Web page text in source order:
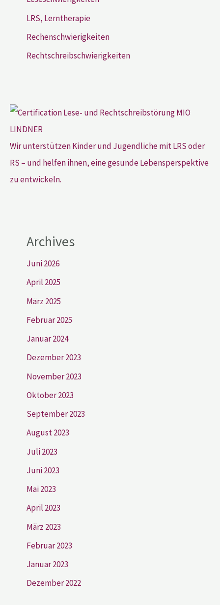
LRS, Lerntherapie
Rechenschwierigkeiten
Rechtschreibschwierigkeiten
Wir unterstützen Kinder und Jugendliche mit LRS oder
RS – und helfen ihnen, eine gesunde Lebensperspektive
zu entwickeln.
Archives
Juni 2026
April 2025
März 2025
Februar 2025
Januar 2024
Dezember 2023
November 2023
Oktober 2023
September 2023
August 2023
Juli 2023
Juni 2023
Mai 2023
April 2023
März 2023
Februar 2023
Januar 2023
Dezember 2022